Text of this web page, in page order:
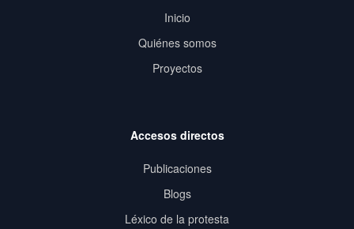
Inicio
Quiénes somos
Proyectos
Accesos directos
Publicaciones
Blogs
Léxico de la protesta